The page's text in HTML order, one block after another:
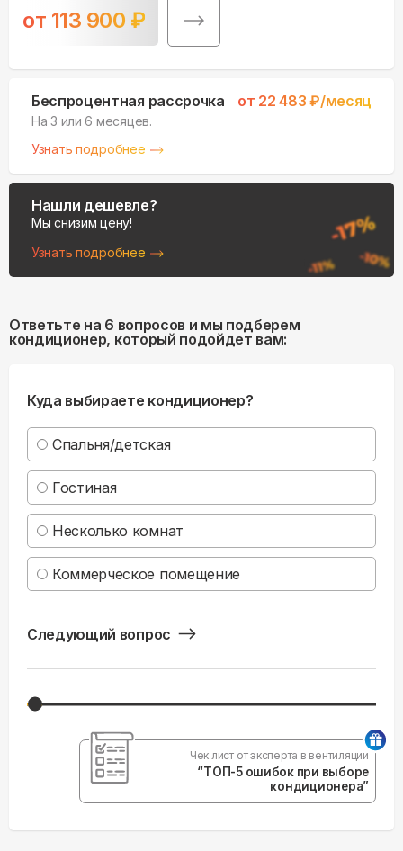
от 113 900 ₽
Беспроцентная рассрочка от 22 483 ₽/месяц
На 3 или 6 месяцев.
Узнать подробнее
Нашли дешевле?
Мы снизим цену!
Узнать подробнее
Ответьте на 6 вопросов и мы подберем
кондиционер, который подойдет вам:
Куда выбираете кондиционер?
Спальня/детская
Гостиная
Несколько комнат
Коммерческое помещение
Следующий вопрос
Чек лист от эксперта в вентиляции
“ТОП-5 ошибок при выборе
кондиционера”